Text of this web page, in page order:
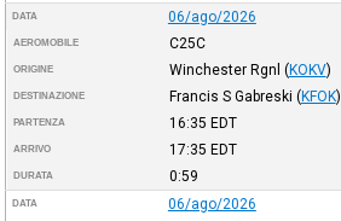
DATA 06/ago/2026
AEROMOBILE C25C
ORIGINE Winchester Rgnl (KOKV)
DESTINAZIONE Francis S Gabreski (KFOK)
PARTENZA 16:35 EDT
ARRIVO 17:35 EDT
DURATA 0:59
DATA 06/ago/2026